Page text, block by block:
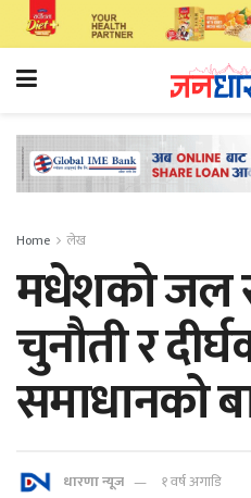
Home लेख
मधेशको जल
चुनौती र
समाधानको
धारणा न्यूज १ वर्ष अगाडि